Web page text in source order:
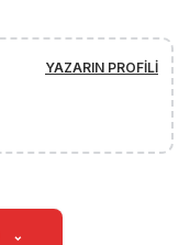
YAZARIN PROFILI